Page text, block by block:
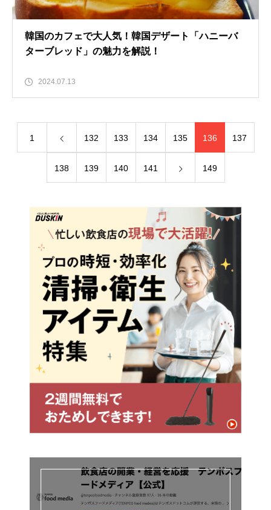
韓国のカフェで大人気！韓国デザート「ハニーバ
ターブレッド」の魅力を解説！
2024.07.13
1 132 133 134 135 136 137
138 139 140 141 149